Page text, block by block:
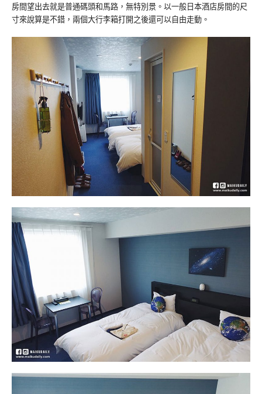
房間望出去就是普通碼頭和馬路，無特別景。以一般日本酒店房間的尺
寸來說算是不錯，兩個大行李箱打開之後還可以自由走動。